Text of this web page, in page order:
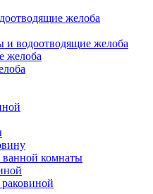
желоба
и водоотводящие желоба
желоба
комнаты